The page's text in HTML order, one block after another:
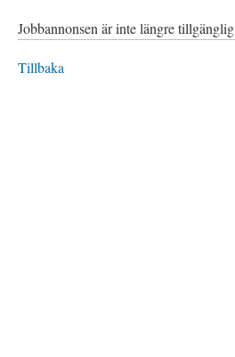
Jobbannonsen är inte längre tillgänglig
Tillbaka